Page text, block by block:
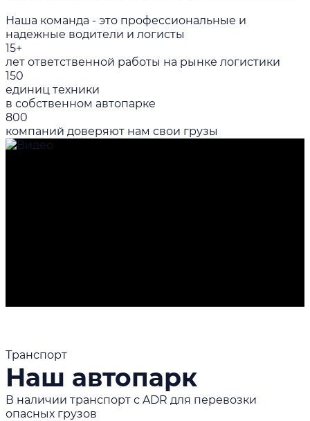
Наша команда - это профессиональные и
надежные водители и логисты
15+
лет ответственной работы на рынке логистики
150
единиц техники
в собственном автопарке
800
компаний доверяют нам свои грузы
Транспорт
Наш автопарк
В наличии транспорт с ADR для перевозки
опасных грузов